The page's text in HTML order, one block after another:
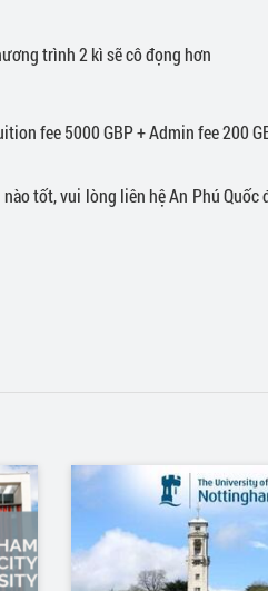
trình 2 kì sẽ cô đọng hơn
fee 5000 GBP + Admin fee 200
tốt, vui lòng liên hệ An Phú Quốc